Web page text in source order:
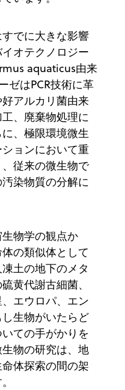
でに大きな影響
オテクノロジー
aquaticus由来
ゼはPCR技術に革
アルカリ菌由来
、廃棄物処理に
、極限環境微生
ョンにおいて重
従来の微生物で
染物質の分解に
物学の観点か
の類似体として
土の地下のメタ
黄代謝古細菌、
エウロパ、エン
生物がいたらど
ての手がかりを
物の研究は、地
体探索の間の架